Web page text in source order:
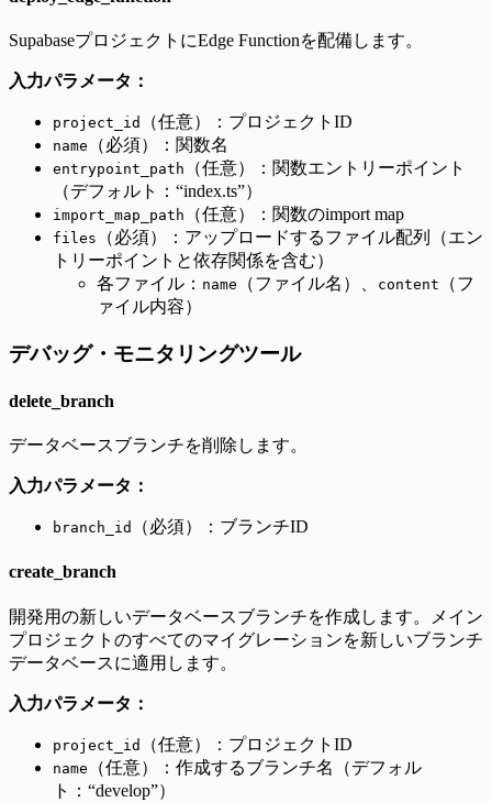
SupabaseプロジェクトにEdge Functionを配備します。
入力パラメータ：
project_id （任意）：プロジェクトID
name （必須）：関数名
entrypoint_path
（任意）：関数エントリーポイント
（デフォルト：“index.ts”）
import_map_path （任意）：関数のimport map
files
（必須）：アップロードするファイル配列（エン
トリーポイントと依存関係を含む）
各ファイル： name （ファイル名）、 content
（フ
ァイル内容）
デバッグ・モニタリングツール
delete_branch
データベースブランチを削除します。
入力パラメータ：
branch_id （必須）：ブランチID
create_branch
開発用の新しいデータベースブランチを作成します。メイン
プロジェクトのすべてのマイグレーションを新しいブランチ
データベースに適用します。
入力パラメータ：
project_id （任意）：プロジェクトID
name
（任意）：作成するブランチ名（デフォル
ト：“develop”）